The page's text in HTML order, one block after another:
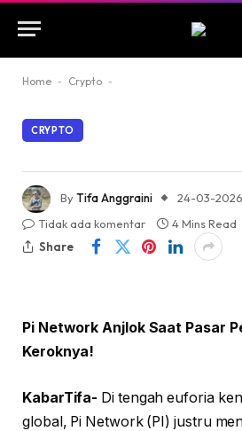
Home - Crypto -
CRYPTO
ByTifa Anggraini
24-03-
Tidak ada komentar
4 Mins Read
Share
Pi Network Anjlok Saat Pasar
Keroknya!
KabarTifa- Di tengah euforia
global, Pi Network (PI) justru